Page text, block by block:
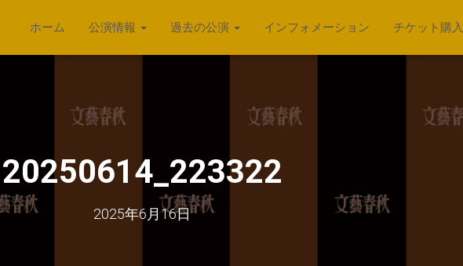
ホーム 公演情報 過去の公演 インフォメーション チケット購入
20250614_223322
2025年6月16日